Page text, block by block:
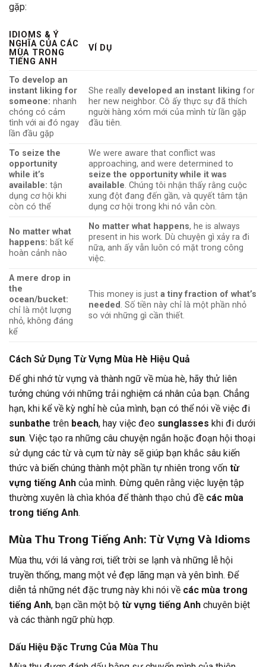
gặp:
IDIOMS & Ý
NGHĨA CỦA CÁC
MÙA TRONG
TIẾNG ANH
VÍ DỤ
To develop an
instant liking for
someone: nhanh
chóng có cảm
tình với ai đó ngay
lần đầu gặp
She really developed an instant liking for
her new neighbor. Cô ấy thực sự đã thích
người hàng xóm mới của mình từ lần gặp
đầu tiên.
To seize the
opportunity
while it’s
available: tận
dụng cơ hội khi
còn có thể
We were aware that conflict was
approaching, and were determined to
seize the opportunity while it was
available. Chúng tôi nhận thấy rằng cuộc
xung đột đang đến gần, và quyết tâm tận
dụng cơ hội trong khi nó vẫn còn.
No matter what
happens: bất kể
hoàn cảnh nào
No matter what happens, he is always
present in his work. Dù chuyện gì xảy ra đi
nữa, anh ấy vẫn luôn có mặt trong công
việc.
A mere drop in
the
ocean/bucket:
chỉ là một lượng
nhỏ, không đáng
kể
This money is justa tiny fraction of what’s
needed . Số tiền này chỉ là một phần nhỏ
so với những gì cần thiết.
Cách Sử Dụng Từ Vựng Mùa Hè Hiệu Quả
Để ghi nhớ từ vựng và thành ngữ về mùa hè, hãy thử liên
tưởng chúng với những trải nghiệm cá nhân của bạn. Chẳng
hạn, khi kể về kỳ nghỉ hè của mình, bạn có thể nói về việc đi
sunbathe trên beach, hay việc đeo sunglasses khi đi dưới
sun. Việc tạo ra những câu chuyện ngắn hoặc đoạn hội thoại
sử dụng các từ và cụm từ này sẽ giúp bạn khắc sâu kiến
thức và biến chúng thành một phần tự nhiên trong vốn từ
vựng tiếng Anh của mình. Đừng quên rằng việc luyện tập
thường xuyên là chìa khóa để thành thạo chủ đề các mùa
trong tiếng Anh.
Mùa Thu Trong Tiếng Anh: Từ Vựng Và Idioms
Mùa thu, với lá vàng rơi, tiết trời se lạnh và những lễ hội
truyền thống, mang một vẻ đẹp lãng mạn và yên bình. Để
diễn tả những nét đặc trưng này khi nói về các mùa trong
tiếng Anh, bạn cần một bộ từ vựng tiếng Anh chuyên biệt
và các thành ngữ phù hợp.
Dấu Hiệu Đặc Trưng Của Mùa Thu